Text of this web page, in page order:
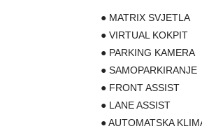
● MATRIX SVJETLA
● VIRTUAL KOKPIT
● PARKING KAMERA
● SAMOPARKIRANJE
● FRONT ASSIST
● LANE ASSIST
● AUTOMATSKA